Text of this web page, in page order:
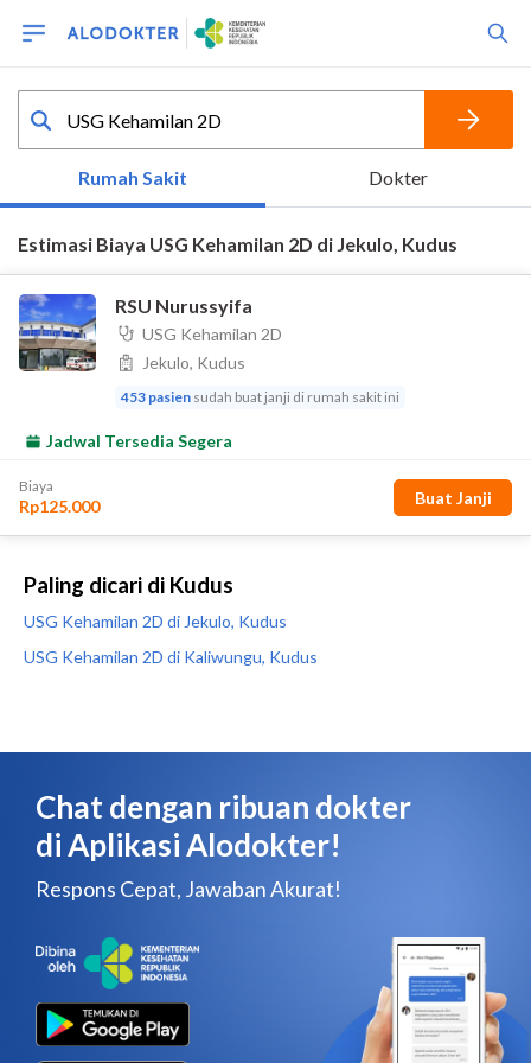
Paling dicari di Kudus
USG Kehamilan 2D di Jekulo, Kudus
USG Kehamilan 2D di Kaliwungu, Kudus